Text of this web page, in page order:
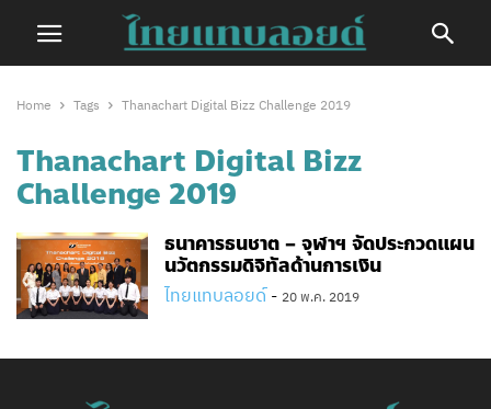
Home Tags Thanachart Digital Bizz Challenge 2019
Thanachart Digital Bizz
Challenge 2019
ธนาคารธนชาต – จุฬาฯ จัดประกวดแผน
นวัตกรรมดิจิทัลด้านการเงิน
ไทยแทบลอยด์ - 20 พ.ค. 2019